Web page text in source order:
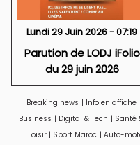
Lundi 29 Juin 2026 - 07:19
Parution de LODJ iFolio
du 29 juin 2026
Breaking news | Info en affiche
Business | Digital & Tech | Santé
Loisir | Sport Maroc | Auto-